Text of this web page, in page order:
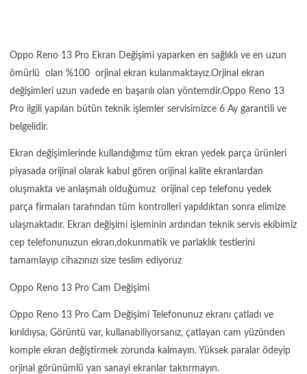
Oppo Reno 13 Pro Ekran Değişimi yaparken en sağlıklı ve en uzun
ömürlü olan %100 orjinal ekran kulanmaktayız.Orjinal ekran
değişimleri uzun vadede en başarılı olan yöntemdir.Oppo Reno 13
Pro ilgili yapılan bütün teknik işlemler servisimizce 6 Ay garantili ve
belgelidir.
Ekran değişimlerinde kullandığımız tüm ekran yedek parça ürünleri
piyasada orijinal olarak kabul gören orijinal kalite ekranlardan
oluşmakta ve anlaşmalı olduğumuz orijinal cep telefonu yedek
parça firmaları tarafından tüm kontrolleri yapıldıktan sonra elimize
ulaşmaktadır. Ekran değişimi işleminin ardından teknik servis ekibimiz
cep telefonunuzun ekran,dokunmatik ve parlaklık testlerini
tamamlayıp cihazınızı size teslim ediyoruz
Oppo Reno 13 Pro Cam Değişimi
Oppo Reno 13 Pro Cam Değişimi Telefonunuz ekranı çatladı ve
kırıldıysa, Görüntü var, kullanabiliyorsanız, çatlayan cam yüzünden
komple ekran değiştirmek zorunda kalmayın. Yüksek paralar ödeyip
orjinal görünümlü yan sanayi ekranlar taktırmayın.